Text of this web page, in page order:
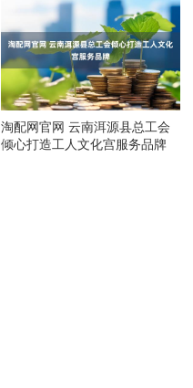
淘配网官网 云南洱源县总工会
倾心打造工人文化宫服务品牌